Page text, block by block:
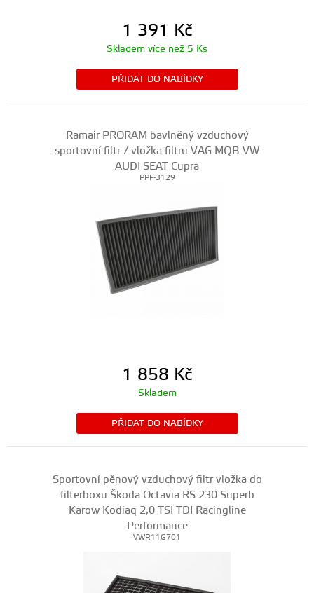
1 391 Kč
Skladem více než 5 Ks
PŘIDAT DO NABÍDKY
Ramair PRORAM bavlněný vzduchový
sportovní filtr / vložka filtru VAG MQB VW
AUDI SEAT Cupra
PPF-3129
1 858 Kč
Skladem
PŘIDAT DO NABÍDKY
Sportovní pěnový vzduchový filtr vložka do
filterboxu Škoda Octavia RS 230 Superb
Karow Kodiaq 2,0 TSI TDI Racingline
Performance
VWR11G701